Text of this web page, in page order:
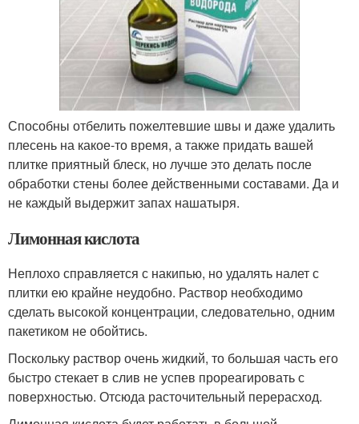
Способны отбелить пожелтевшие швы и даже удалить
плесень на какое-то время, а также придать вашей
плитке приятный блеск, но лучше это делать после
обработки стены более действенными составами. Да и
не каждый выдержит запах нашатыря.
Лимонная кислота
Неплохо справляется с накипью, но удалять налет с
плитки ею крайне неудобно. Раствор необходимо
сделать высокой концентрации, следовательно, одним
пакетиком не обойтись.
Поскольку раствор очень жидкий, то большая часть его
быстро стекает в слив не успев прореагировать с
поверхностью. Отсюда расточительный перерасход.